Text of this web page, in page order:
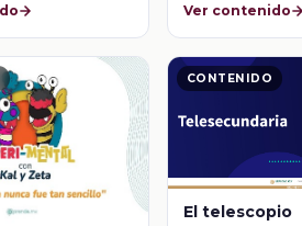
Ver contenido
CONTENIDO
El telescopio